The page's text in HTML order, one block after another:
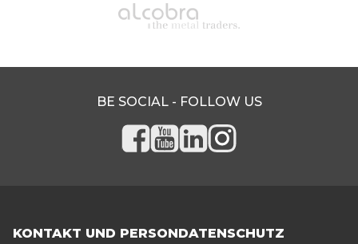
BE SOCIAL - FOLLOW US
KONTAKT UND PERSONDATENSCHUTZ